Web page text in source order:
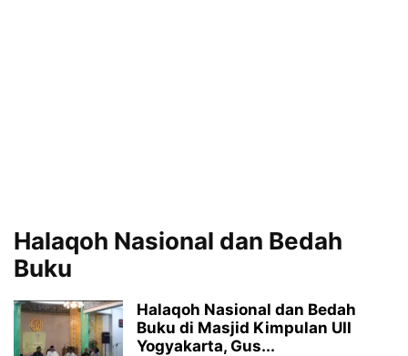
Halaqoh Nasional dan Bedah
Buku
Halaqoh Nasional dan Bedah
Buku di Masjid Kimpulan UII
Yogyakarta, Gus...